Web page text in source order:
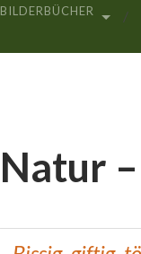
BILDERBÜCHER
Natur